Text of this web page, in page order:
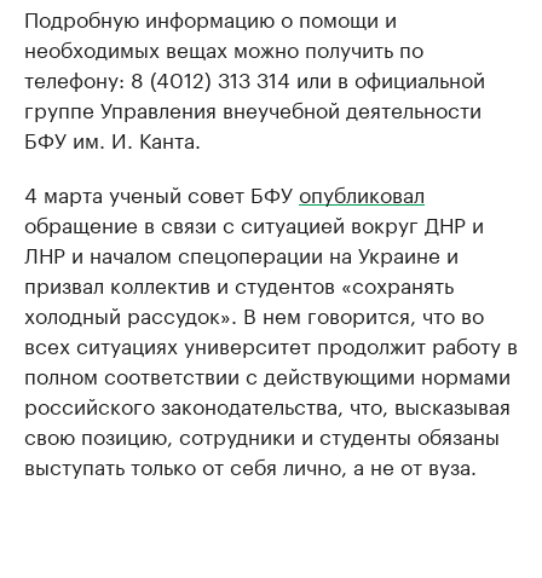
Подробную информацию о помощи и
необходимых вещах можно получить по
телефону: 8 (4012) 313 314 или в официальной
группе Управления внеучебной деятельности
БФУ им. И. Канта.
4 марта ученый совет БФУопубликовал
обращение в связи с ситуацией вокруг ДНР и
ЛНР и началом спецоперации на Украине и
призвал коллектив и студентов «сохранять
холодный рассудок». В нем говорится, что во
всех ситуациях университет продолжит работу в
полном соответствии с действующими нормами
российского законодательства, что, высказывая
свою позицию, сотрудники и студенты обязаны
выступать только от себя лично, а не от вуза.